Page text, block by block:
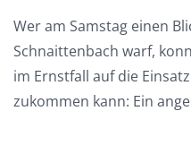
Wer am Samstag einen
Schnaittenbach warf,
im Ernstfall auf die
zukommen kann: Ein